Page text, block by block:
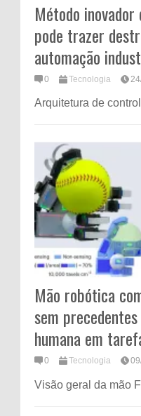
Método
pode trazer
automação
0 Tecnologia
Arquitetura de
Mão robótica
sem
humana em
0 Tecnologia
Visão geral da mão